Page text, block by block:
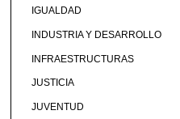
IGUALDAD
INDUSTRIA Y DESARROLLO
INFRAESTRUCTURAS
JUSTICIA
JUVENTUD